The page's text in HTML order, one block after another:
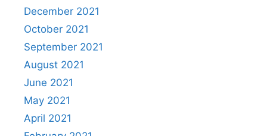
December 2021
October 2021
September 2021
August 2021
June 2021
May 2021
April 2021